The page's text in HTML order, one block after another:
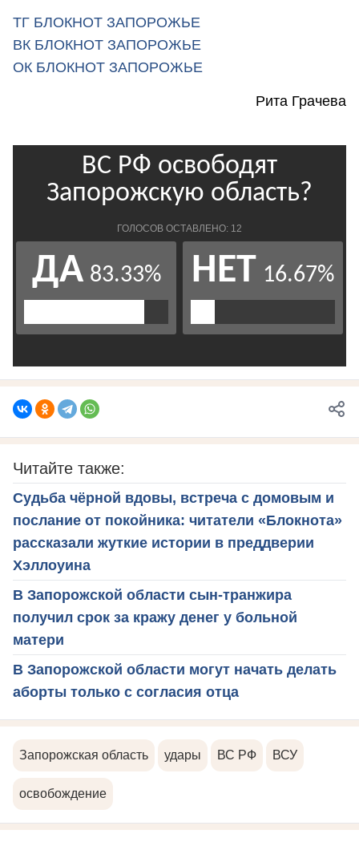
ТГ БЛОКНОТ ЗАПОРОЖЬЕ
ВК БЛОКНОТ ЗАПОРОЖЬЕ
ОК БЛОКНОТ ЗАПОРОЖЬЕ
Рита Грачева
Читайте также:
Судьба чёрной вдовы, встреча с домовым и
послание от покойника: читатели «Блокнота»
рассказали жуткие истории в преддверии
Хэллоуина
В Запорожской области сын-транжира
получил срок за кражу денег у больной
матери
В Запорожской области могут начать делать
аборты только с согласия отца
Запорожская область удары ВС РФ ВСУ
освобождение